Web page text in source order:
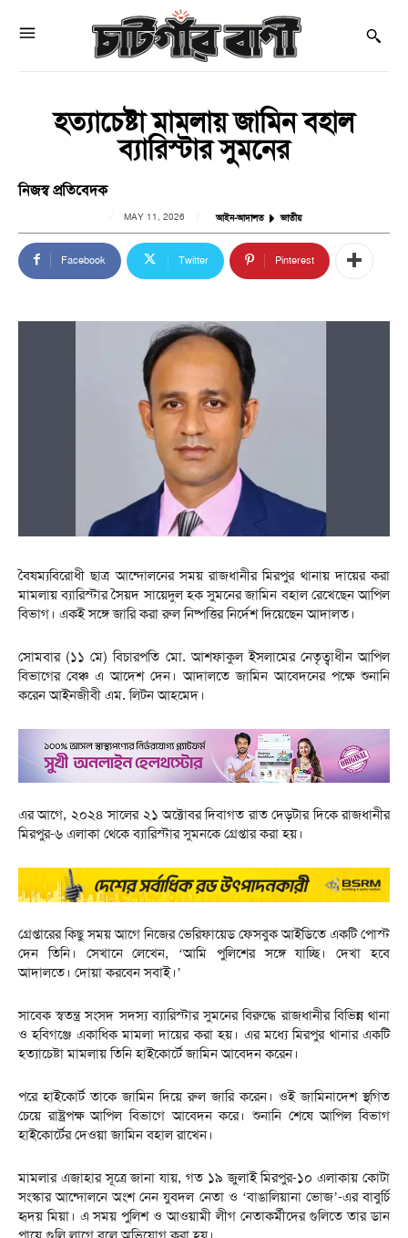
হত্যাচেষ্টা মামলায় জামিন বহাল
ব্যারিস্টার সুমনের
নিজস্ব প্রতিবেদক
MAY 11, 2026 আইন-আদালত জাতীয়
Facebook Twitter Pinterest
বৈষম্যবিরোধী ছাত্র আন্দোলনের সময় রাজধানীর মিরপুর থানায় দায়ের করা
মামলায় ব্যারিস্টার সৈয়দ সায়েদুল হক সুমনের জামিন বহাল রেখেছেন আপিল
বিভাগ। একই সঙ্গে জারি করা রুল নিষ্পত্তির নির্দেশ দিয়েছেন আদালত।
সোমবার (১১ মে) বিচারপতি মো. আশফাকুল ইসলামের নেতৃত্বাধীন আপিল
বিভাগের বেঞ্চ এ আদেশ দেন। আদালতে জামিন আবেদনের পক্ষে শুনানি
করেন আইনজীবী এম. লিটন আহমেদ।
এর আগে, ২০২৪ সালের ২১ অক্টোবর দিবাগত রাত দেড়টার দিকে রাজধানীর
মিরপুর-৬ এলাকা থেকে ব্যারিস্টার সুমনকে গ্রেপ্তার করা হয়।
গ্রেপ্তারের কিছু সময় আগে নিজের ভেরিফায়েড ফেসবুক আইডিতে একটি পোস্ট
দেন তিনি। সেখানে লেখেন, ‘আমি পুলিশের সঙ্গে যাচ্ছি। দেখা হবে
আদালতে। দোয়া করবেন সবাই।’
সাবেক স্বতন্ত্র সংসদ সদস্য ব্যারিস্টার সুমনের বিরুদ্ধে রাজধানীর বিভিন্ন থানা
ও হবিগঞ্জে একাধিক মামলা দায়ের করা হয়। এর মধ্যে মিরপুর থানার একটি
হত্যাচেষ্টা মামলায় তিনি হাইকোর্টে জামিন আবেদন করেন।
পরে হাইকোর্ট তাকে জামিন দিয়ে রুল জারি করেন। ওই জামিনাদেশ স্থগিত
চেয়ে রাষ্ট্রপক্ষ আপিল বিভাগে আবেদন করে। শুনানি শেষে আপিল বিভাগ
হাইকোর্টের দেওয়া জামিন বহাল রাখেন।
মামলার এজাহার সূত্রে জানা যায়, গত ১৯ জুলাই মিরপুর-১০ এলাকায় কোটা
সংস্কার আন্দোলনে অংশ নেন যুবদল নেতা ও ‘বাঙালিয়ানা ভোজ’-এর বাবুর্চি
হৃদয় মিয়া। এ সময় পুলিশ ও আওয়ামী লীগ নেতাকর্মীদের গুলিতে তার ডান